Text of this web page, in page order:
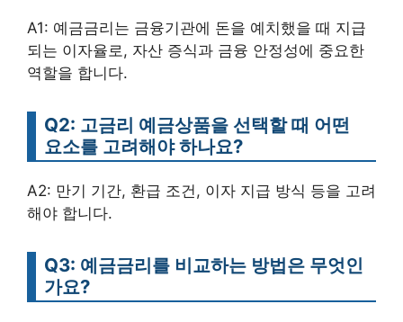
A1: 예금금리는 금융기관에 돈을 예치했을 때 지급
되는 이자율로, 자산 증식과 금융 안정성에 중요한
역할을 합니다.
Q2: 고금리 예금상품을 선택할 때 어떤
요소를 고려해야 하나요?
A2: 만기 기간, 환급 조건, 이자 지급 방식 등을 고려
해야 합니다.
Q3: 예금금리를 비교하는 방법은 무엇인
가요?